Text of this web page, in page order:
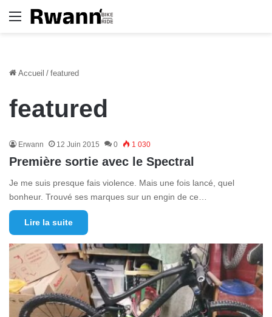
Menu
Accueil / featured
featured
Erwann 12 Juin 2015 0 1 030
Première sortie avec le Spectral
Je me suis presque fais violence. Mais une fois lancé, quel
bonheur. Trouvé ses marques sur un engin de ce…
Lire la suite